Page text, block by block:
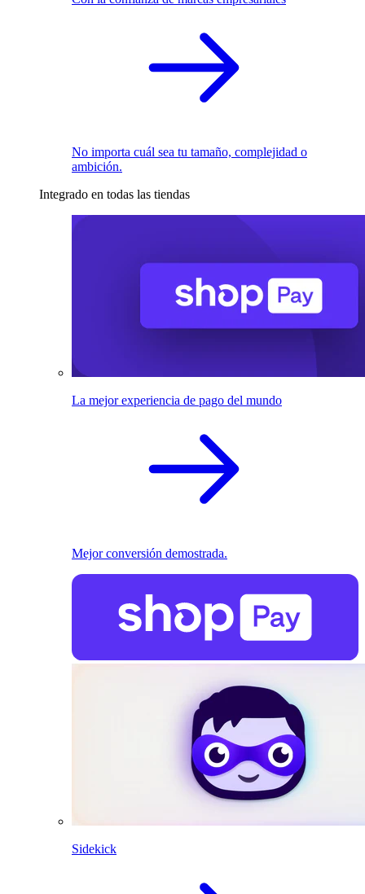
No importa cuál sea tu tamaño, complejidad o
ambición.
Integrado en todas las tiendas
La mejor experiencia de pago del mundo
Mejor conversión demostrada.
Sidekick